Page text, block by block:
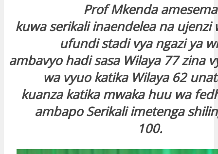
Prof Mkenda amesema
kuwa serikali inaendelea na ujenzi
ufundi stadi vya ngazi ya
ambavyo hadi sasa Wilaya 77 zina
wa vyuo katika Wilaya 62
kuanza katika mwaka huu wa
ambapo Serikali imetenga
100.